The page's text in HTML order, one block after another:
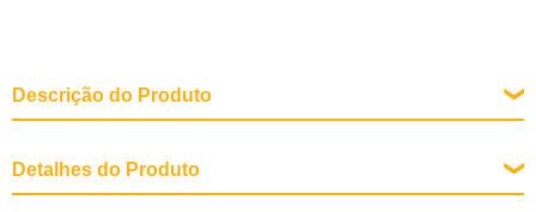
Descrição do Produto
Detalhes do Produto